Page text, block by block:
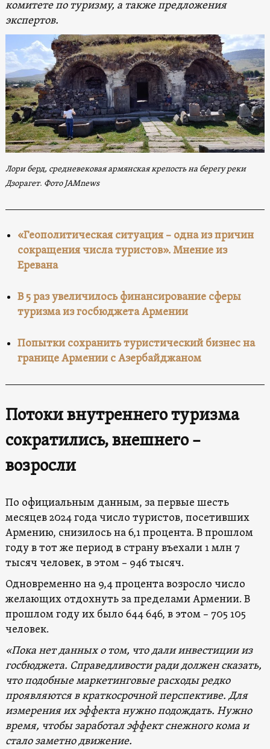
комитете по туризму, а также предложения
экспертов.
Лори берд, средневековая армянская крепость на берегу реки
Дзорагет. Фото JAMnews
«Геополитическая ситуация – одна из причин
сокращения числа туристов». Мнение из
Еревана
В 5 раз увеличилось финансирование сферы
туризма из госбюджета Армении
Попытки сохранить туристический бизнес на
границе Армении с Азербайджаном
Потоки внутреннего туризма
сократились, внешнего –
возросли
По официальным данным, за первые шесть
месяцев 2024 года число туристов, посетивших
Армению, снизилось на 6,1 процента. В прошлом
году в тот же период в страну въехали 1 млн 7
тысяч человек, в этом – 946 тысяч.
Одновременно на 9,4 процента возросло число
желающих отдохнуть за пределами Армении. В
прошлом году их было 644 646, в этом – 705 105
человек.
«Пока нет данных о том, что дали инвестиции из
госбюджета. Справедливости ради должен сказать,
что подобные маркетинговые расходы редко
проявляются в краткосрочной перспективе. Для
измерения их эффекта нужно подождать. Нужно
время, чтобы заработал эффект снежного кома и
стало заметно движение.